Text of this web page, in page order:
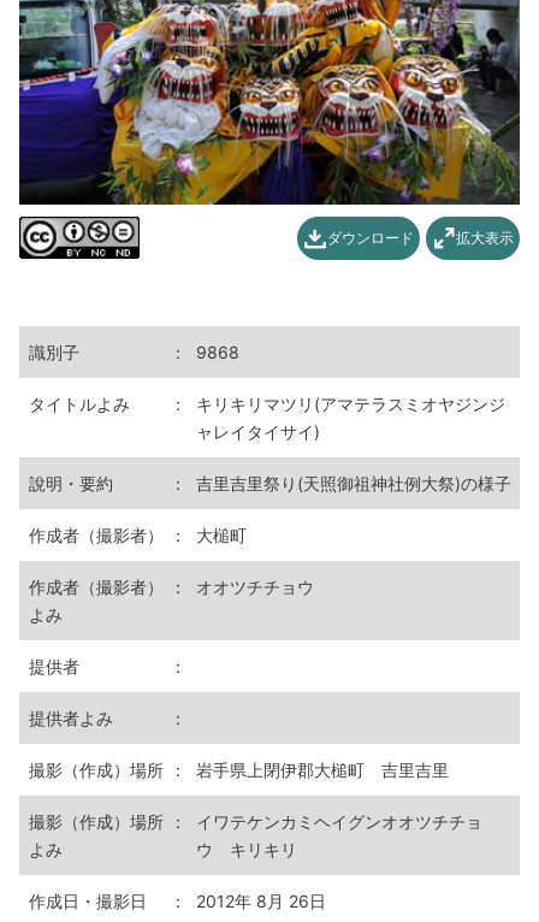
拡大表示
ダウンロード
識別子 ： 9868
タイトルよみ ：
キリキリマツリ(アマテラスミオヤジンジ
ャレイタイサイ)
說明・要約 ： 吉里吉里祭り(天照御祖神社例大祭)の様子
作成者（撮影者） ： 大槌町
作成者（撮影者）
よみ
： オオツチチョウ
提供者 ：
提供者よみ ：
撮影（作成）場所 ： 岩手県上閉伊郡大槌町 吉里吉里
撮影（作成）場所
よみ
：
イワテケンカミヘイグンオオツチチョ
ウ キリキリ
作成日・撮影日 ： 2012年 8月 26日